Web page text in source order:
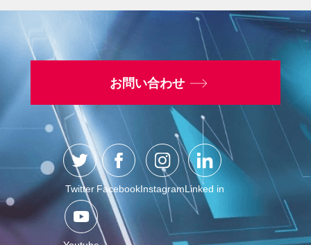
お問い合わせ
Twitter FacebookInstagramLinked in